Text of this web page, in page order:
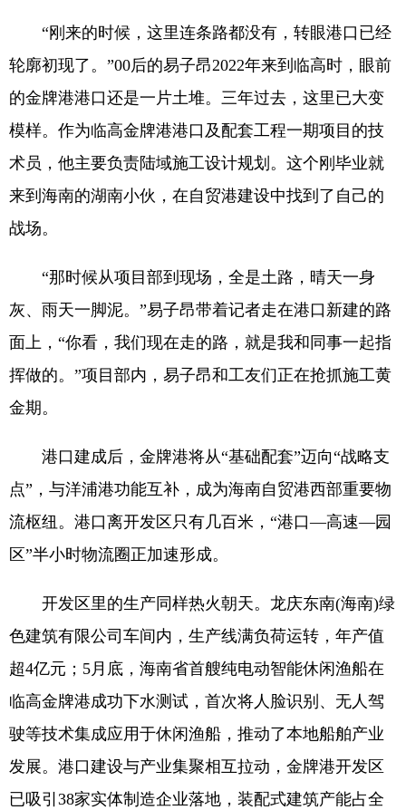
“刚来的时候，这里连条路都没有，转眼港口已经
轮廓初现了。”00后的易子昂2022年来到临高时，眼前
的金牌港港口还是一片土堆。三年过去，这里已大变
模样。作为临高金牌港港口及配套工程一期项目的技
术员，他主要负责陆域施工设计规划。这个刚毕业就
来到海南的湖南小伙，在自贸港建设中找到了自己的
战场。
“那时候从项目部到现场，全是土路，晴天一身
灰、雨天一脚泥。”易子昂带着记者走在港口新建的路
面上，“你看，我们现在走的路，就是我和同事一起指
挥做的。”项目部内，易子昂和工友们正在抢抓施工黄
金期。
港口建成后，金牌港将从“基础配套”迈向“战略支
点”，与洋浦港功能互补，成为海南自贸港西部重要物
流枢纽。港口离开发区只有几百米，“港口—高速—园
区”半小时物流圈正加速形成。
开发区里的生产同样热火朝天。龙庆东南(海南)绿
色建筑有限公司车间内，生产线满负荷运转，年产值
超4亿元；5月底，海南省首艘纯电动智能休闲渔船在
临高金牌港成功下水测试，首次将人脸识别、无人驾
驶等技术集成应用于休闲渔船，推动了本地船舶产业
发展。港口建设与产业集聚相互拉动，金牌港开发区
已吸引38家实体制造企业落地，装配式建筑产能占全